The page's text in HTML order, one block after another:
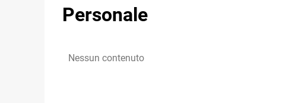
Personale
Nessun contenuto